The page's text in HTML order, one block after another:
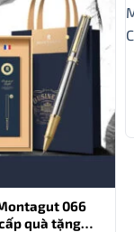
066
quà tặng